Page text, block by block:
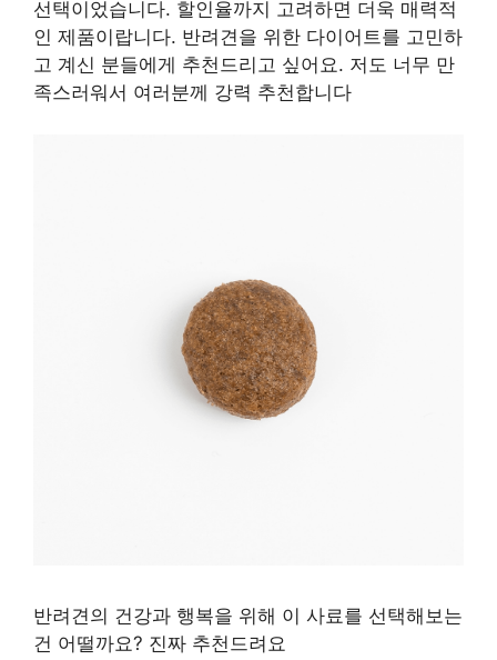
선택이었습니다. 할인율까지 고려하면 더욱 매력적
인 제품이랍니다. 반려견을 위한 다이어트를 고민하
고 계신 분들에게 추천드리고 싶어요. 저도 너무 만
족스러워서 여러분께 강력 추천합니다
반려견의 건강과 행복을 위해 이 사료를 선택해보는
건 어떨까요? 진짜 추천드려요